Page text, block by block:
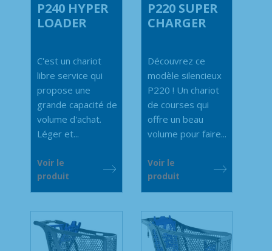
P240 HYPER
LOADER
C'est un chariot
libre service qui
propose une
grande capacité de
volume d'achat.
Léger et...
Voir le
produit
P220 SUPER
CHARGER
Découvrez ce
modèle silencieux
P220 ! Un chariot
de courses qui
offre un beau
volume pour faire...
Voir le
produit